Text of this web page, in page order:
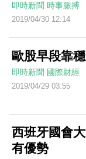
即時新聞 時事脈搏
2019/04/30 12:14
歐股早段靠
即時新聞 國際財經
2019/04/29 03:55
西班牙國會
有優勢